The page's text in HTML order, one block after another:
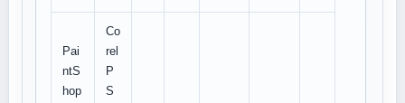
Pai
ntS
hop
Co
rel
P
S